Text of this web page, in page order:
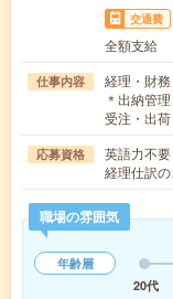
交通費
全額支給
仕事内容
経理・財
＊出納管
受注・出
応募資格
英語力不要
経理仕訳
職場の雰囲気
年齢層
20代